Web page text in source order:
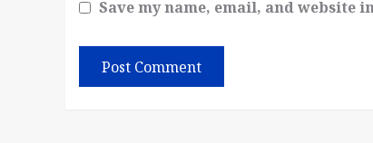
Save my name, email, and website